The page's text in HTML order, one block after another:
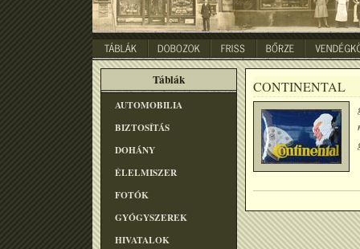
Táblák
AUTOMOBILIA
BIZTOSÍTÁS
DOHÁNY
ÉLELMISZER
FOTÓK
GYÓGYSZEREK
HIVATALOK
CONTINENTAL